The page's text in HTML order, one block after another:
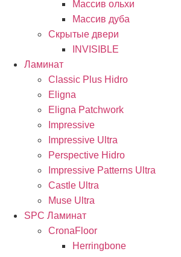
Массив ольхи
Массив дуба
Скрытые двери
INVISIBLE
Ламинат
Classic Plus Hidro
Eligna
Eligna Patchwork
Impressive
Impressive Ultra
Perspective Hidro
Impressive Patterns Ultra
Castle Ultra
Muse Ultra
SPC Ламинат
CronaFloor
Herringbone